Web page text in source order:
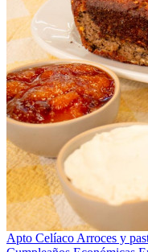
Apto Celíaco Arroces y